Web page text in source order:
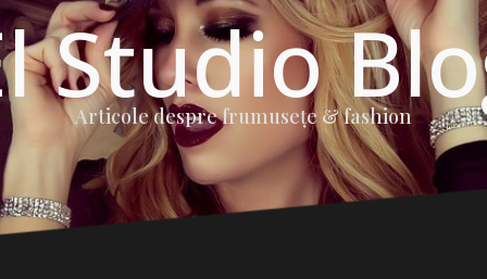
Studio
Articole despre frumuseţe & fashion